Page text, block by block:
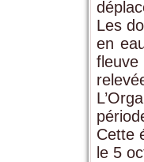
Les
en
Cette
le 5